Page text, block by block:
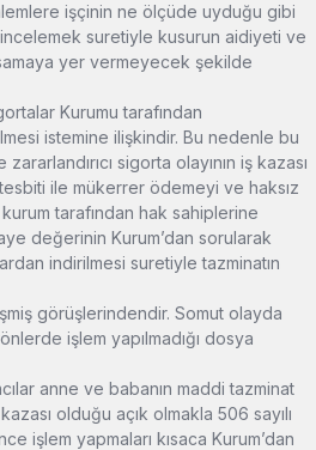
işçinin ne ölçüde uyduğu gibi
incelemek suretiyle kusurun aidiyeti ve
yer vermeyecek şekilde
Kurumu tarafından
istemine ilişkindir. Bu nedenle bu
sigorta olayının iş kazası
ile mükerrer ödemeyi ve haksız
tarafından hak sahiplerine
değerinin Kurum’dan sorularak
indirilmesi suretiyle tazminatın
görüşlerindendir. Somut olayda
işlem yapılmadığı dosya
anne ve babanın maddi tazminat
olduğu açık olmakla 506 sayılı
işlem yapmaları kısaca Kurum’dan